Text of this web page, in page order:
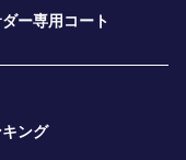
ー専用コート
ング